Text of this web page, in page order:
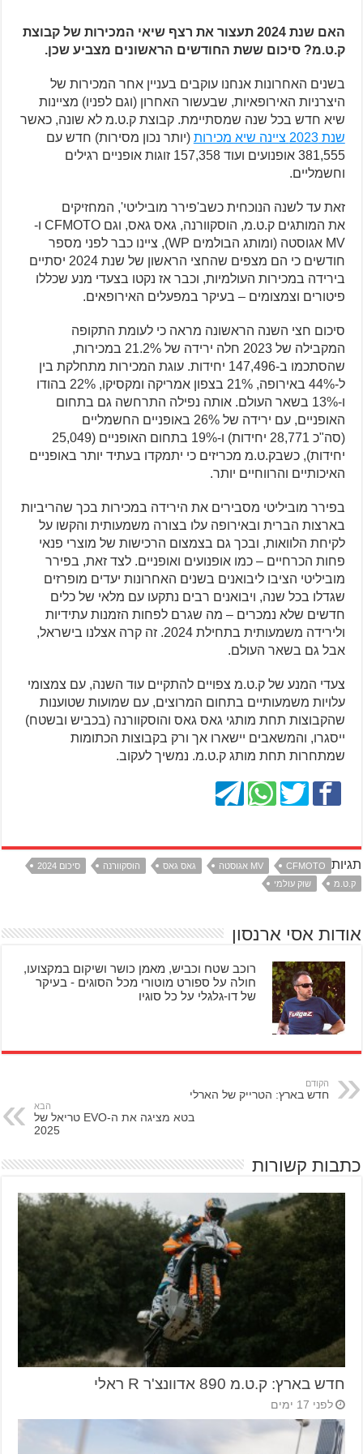
האם שנת 2024 תעצור את רצף שיאי המכירות של קבוצת
ק.ט.מ? סיכום ששת החודשים הראשונים מצביע שכן.
בשנים האחרונות אנחנו עוקבים בעניין אחר המכירות של
היצרניות האירופאיות, שבעשור האחרון (וגם לפניו) מציינות
שיא חדש בכל שנה שמסתיימת. קבוצת ק.ט.מ לא שונה, כאשר
שנת 2023 ציינה שיא מכירות
(יותר נכון מסירות) חדש עם
381,555 אופנועים ועוד 157,358 זוגות אופניים רגילים
וחשמליים.
זאת עד לשנה הנוכחית כשב'פירר מוביליטי', המחזיקים
את המותגים ק.ט.מ, הוסקוורנה, גאס גאס, וגם CFMOTO ו-
MV אגוסטה (ומותג הבולמים WP), ציינו כבר לפני מספר
חודשים כי הם מצפים שהחצי הראשון של שנת 2024 יסתיים
בירידה במכירות העולמיות, וכבר אז נקטו בצעדי מנע שכללו
פיטורים וצמצומים – בעיקר במפעלים האירופאים.
סיכום חצי השנה הראשונה מראה כי לעומת התקופה
המקבילה של 2023 חלה ירידה של 21.2% במכירות,
שהסתכמו ב-147,496 יחידות. עוגת המכירות מתחלקת בין
ל-44% באירופה, 21% בצפון אמריקה ומקסיקו, 22% בהודו
ו-13% בשאר העולם. אותה נפילה התרחשה גם בתחום
האופניים, עם ירידה של 26% באופניים החשמליים
(סה"כ 28,771 יחידות) ו-19% בתחום האופניים (25,049
יחידות), כשבק.ט.מ מכריזים כי יתמקדו בעתיד יותר באופניים
האיכותיים והרווחיים יותר.
בפירר מוביליטי מסבירים את הירידה במכירות בכך שהריביות
בארצות הברית ובאירופה עלו בצורה משמעותית והקשו על
לקיחת הלוואות, ובכך גם בצמצום הרכישות של מוצרי פנאי
פחות הכרחיים – כמו אופנועים ואופניים. לצד זאת, בפירר
מוביליטי הציבו ליבואנים בשנים האחרונות יעדים מופרזים
שגדלו בכל שנה, ויבואנים רבים נתקעו עם מלאי של כלים
חדשים שלא נמכרים – מה שגרם לפחות הזמנות עתידיות
ולירידה משמעותית בתחילת 2024. זה קרה אצלנו בישראל,
אבל גם בשאר העולם.
צעדי המנע של ק.ט.מ צפויים להתקיים עוד השנה, עם צמצומי
עלויות משמעותיים בתחום המרוצים, עם שמועות שטוענות
שהקבוצות תחת מותגי גאס גאס והוסקוורנה (בכביש ובשטח)
ייסגרו, והמשאבים יישארו אך ורק בקבוצות הכתומות
שמתחרות תחת מותג ק.ט.מ. נמשיך לעקוב.
תגיות CFMOTO MV אגוסטה גאס גאס הוסקוורנה
סיכום 2024
ק.ט.מ
שוק עולמי
אודות אסי ארנסון
רוכב שטח וכביש, מאמן כושר ושיקום במקצועו,
חולה על ספורט מוטורי מכל הסוגים - בעיקר
של דו-גלגלי על כל סוגיו
הקודם
חדש בארץ: הטרייק של הארלי
הבא
בטא מציגה את ה-EVO טריאל של
2025
כתבות קשורות
חדש בארץ: ק.ט.מ 890 אדוונצ'ר R ראלי
לפני 17 ימים